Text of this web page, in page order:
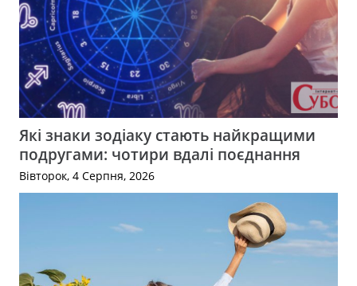
Які знаки зодіаку стають найкращими
подругами: чотири вдалі поєднання
Вівторок, 4 Серпня, 2026